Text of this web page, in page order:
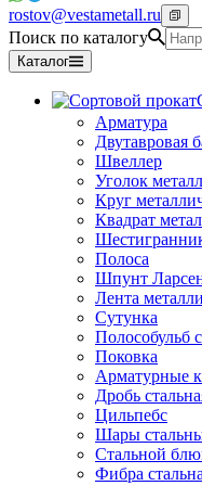
rostov@vestametall.ru
Поиск по каталогу
Каталог
Арматура
Двутавровая
Швеллер
Уголок
Круг
Квадрат
Полоса
Шпунт
Лента
Сутунка
Полособульб
Поковка
Арматурные
Дробь
Цильпебс
Шары
Стальной
Фибра